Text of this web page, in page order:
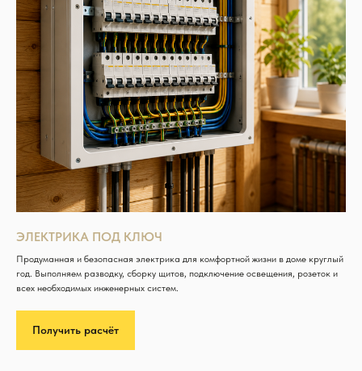
ЭЛЕКТРИКА ПОД КЛЮЧ
Продуманная и безопасная электрика для комфортной жизни в доме круглый
год. Выполняем разводку, сборку щитов, подключение освещения, розеток и
всех необходимых инженерных систем.
Получить расчёт